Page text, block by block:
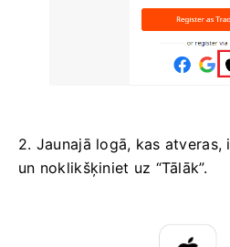
2. Jaunajā logā, kas atveras,
un noklikšķiniet uz “Tālāk”.